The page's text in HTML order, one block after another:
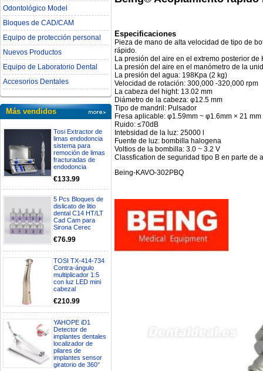
Odontológico Model
Bloques de CAD/CAM
Equipo de protección personal
Nuevos Productos
Equipo de Laboratorio Dental
Accesorios Dentales
Más vendidos
Tosi Extractor de
limas endodoncia
sistema para
remoción de limas
fracturadas de
endodoncia
€133.99
5 Pcs Bloques de
dislicato de litio
dental C14 HT/LT
Cad Cam para
Sirona Cerec
€76.99
TOSI TX-414-734
Contra-ángulo
multiplicador 1:5
con luz LED mini
cabezal
€210.99
YAHOPE iD1
Detector de
implantes dentales
localizador de
pilares de
implantes sensor
giratorio de 360°
Especificaciones
Pieza de mano de alta velocidad de tipo de
rápido.
La presión del aire en el extremo posterior de
La presión del aire en el manómetro de la
La presión del agua: 198Kpa (2 kg)
Velocidad de rotación: 300,000 -320,000 rpm
La cabeza del hight: 13.02 mm
Diámetro de la cabeza: φ12.5 mm
Tipo de mandril: Pulsador
Fresa aplicable: φ1.59mm ~ φ1.6mm × 21
Ruido: ≤70dB
Intebsidad de la luz: 25000 l
Fuente de luz: bombilla halogena
Voltios de la bombilla: 3.0 ~ 3.2 V
Classfication de seguridad tipo B en parte de
Being-KAVO-302PBQ